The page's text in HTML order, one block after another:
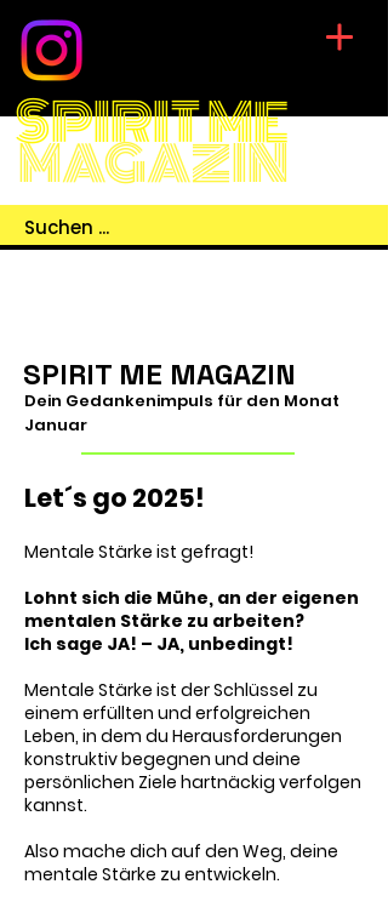
SPIRIT ME
MAGAZIN
SPIRIT ME MAGAZIN
Dein Gedankenimpuls für den Monat
Januar
Let´s go 2025!
Mentale Stärke ist gefragt!
Lohnt sich die Mühe, an der eigenen
mentalen Stärke zu arbeiten?
Ich sage JA! – JA, unbedingt!
Mentale Stärke ist der Schlüssel zu
einem erfüllten und erfolgreichen
Leben, in dem du Herausforderungen
konstruktiv begegnen und deine
persönlichen Ziele hartnäckig verfolgen
kannst.
Also mache dich auf den Weg, deine
mentale Stärke zu entwickeln.